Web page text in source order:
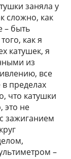
заняла у
сложно, как
– быть
как я
катушек, я
из
все
пределах
что катушки
это не
зажиганием
–